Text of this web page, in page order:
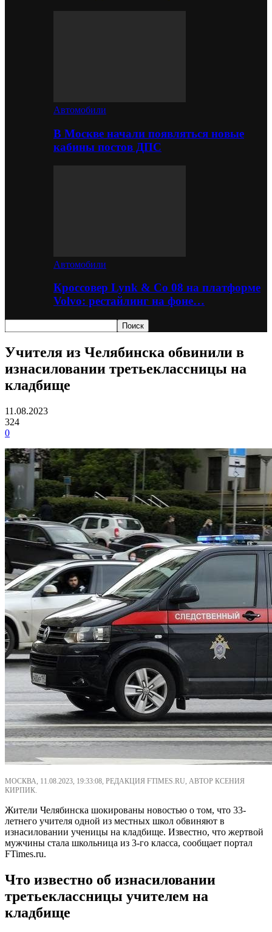
Автомобили
В Москве начали появляться новые
кабины постов ДПС
Автомобили
Кроссовер Lynk & Co 08 на платформе
Volvo: рестайлинг на фоне…
Учителя из Челябинска обвинили в
изнасиловании третьеклассницы на
кладбище
11.08.2023
324
0
МОСКВА, 11.08.2023, 19:33:08, РЕДАКЦИЯ FTIMES.RU, АВТОР КСЕНИЯ
КИРПИК.
Жители Челябинска шокированы новостью о том, что 33-
летнего учителя одной из местных школ обвиняют в
изнасиловании ученицы на кладбище. Известно, что жертвой
мужчины стала школьница из 3-го класса, сообщает портал
FTimes.ru.
Что известно об изнасиловании
третьеклассницы учителем на
кладбище